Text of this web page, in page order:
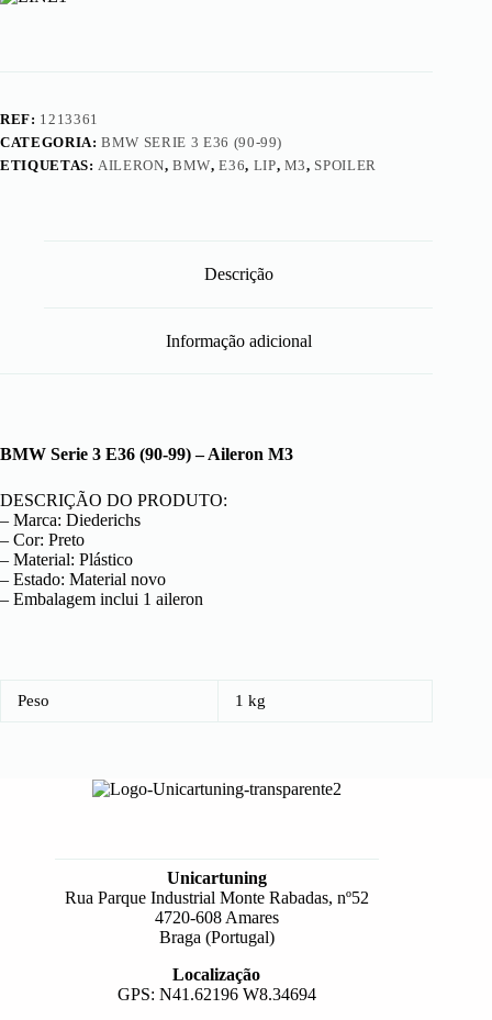
REF: 1213361
CATEGORIA:BMW SERIE 3 E36 (90-99)
ETIQUETAS:AILERON,BMW,E36, LIP, M3, SPOILER
Descrição
Informação adicional
BMW Serie 3 E36 (90-99) – Aileron M3
DESCRIÇÃO DO PRODUTO:
– Marca: Diederichs
– Cor: Preto
– Material: Plástico
– Estado: Material novo
– Embalagem inclui 1 aileron
Peso 1 kg
Unicartuning
Rua Parque Industrial Monte Rabadas, nº52
4720-608 Amares
Braga (Portugal)
Localização
GPS: N41.62196 W8.34694